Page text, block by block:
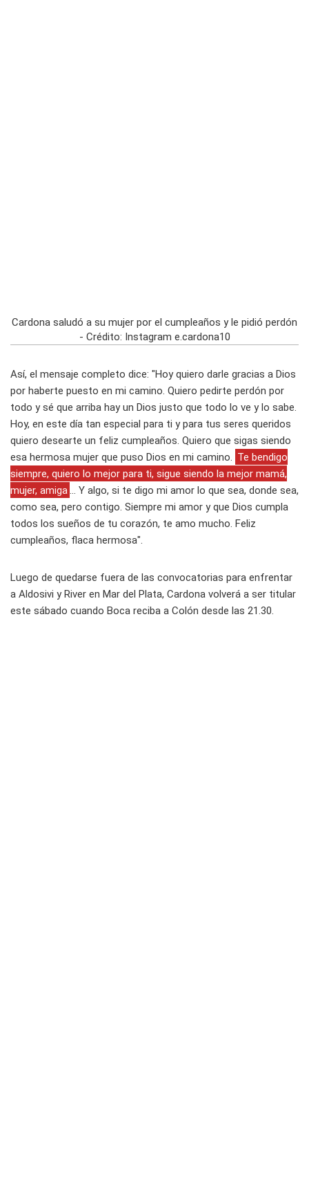
Cardona saludó a su mujer por el cumpleaños y le pidió perdón
- Crédito: Instagram e.cardona10
Así, el mensaje completo dice: "Hoy quiero darle gracias a Dios
por haberte puesto en mi camino. Quiero pedirte perdón por
todo y sé que arriba hay un Dios justo que todo lo ve y lo sabe.
Hoy, en este día tan especial para ti y para tus seres queridos
quiero desearte un feliz cumpleaños. Quiero que sigas siendo
esa hermosa mujer que puso Dios en mi camino. Te bendigo
siempre, quiero lo mejor para ti, sigue siendo la mejor mamá,
mujer, amiga... Y algo, si te digo mi amor lo que sea, donde sea,
como sea, pero contigo. Siempre mi amor y que Dios cumpla
todos los sueños de tu corazón, te amo mucho. Feliz
cumpleaños, flaca hermosa".
Luego de quedarse fuera de las convocatorias para enfrentar
a Aldosivi y River en Mar del Plata, Cardona volverá a ser titular
este sábado cuando Boca reciba a Colón desde las 21.30.